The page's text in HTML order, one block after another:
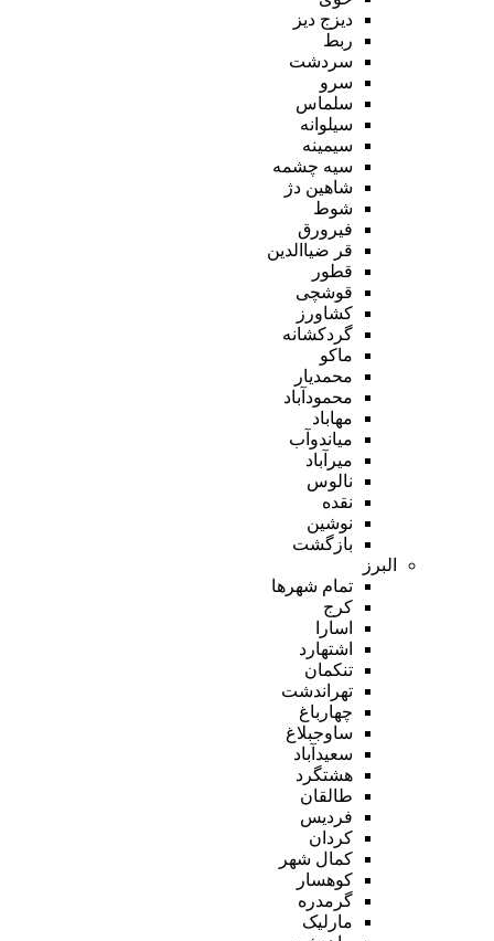
دیزج دیز
ربط
سردشت
سرو
سلماس
سیلوانه
سیمینه
سیه چشمه
شاهین دژ
شوط
فیرورق
قر ضیاالدین
قطور
قوشچی
کشاورز
گردکشانه
ماکو
محمدیار
محمودآباد
مهاباد
میاندوآب
میرآباد
نالوس
نقده
نوشین
بازگشت
البرز
تمام شهر‌ها
کرج
اسارا
اشتهارد
تنکمان
تهراندشت
چهارباغ
ساوجبلاغ
سعیدآباد
هشتگرد
طالقان
فردیس
کردان
کمال شهر
کوهسار
گرمدره
مارلیک